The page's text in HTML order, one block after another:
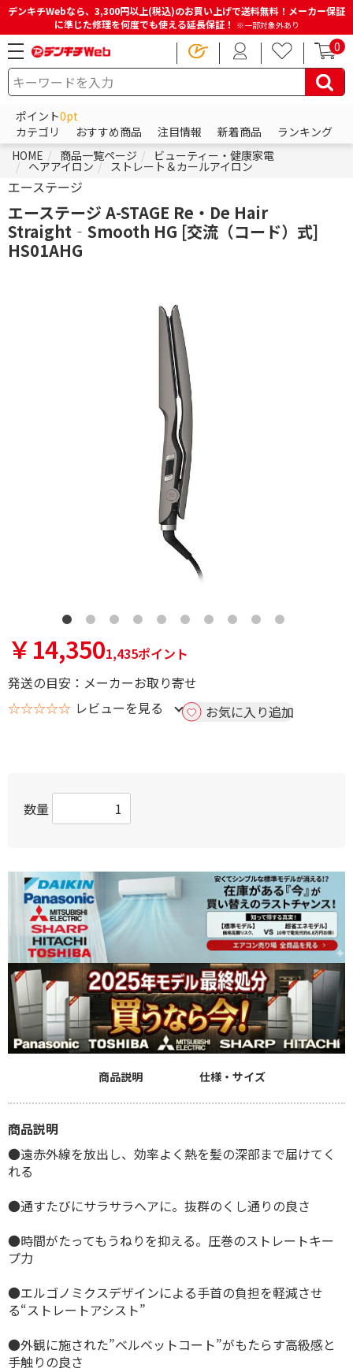
デンキチWebなら、3,300円以上(税込)のお買い上げで送料無料！メーカー保証
に準じた修理を何度でも使える延長保証！ ※一部対象外あり
0
ポイント0pt
カテゴリ
おすすめ商品 注目情報 新着商品
ランキング
HOME
商品一覧ページ ビューティー・健康家電
ヘアアイロン ストレート＆カールアイロン
エーステージ
エーステージ A-STAGE Re・De Hair
Straight‐Smooth HG [交流（コード）式]
HS01AHG
￥14,3501,435ポイント
発送の目安：メーカーお取り寄せ
☆☆☆☆☆ レビューを見る お気に入り追加
数量
商品説明 仕様・サイズ
商品説明
●遠赤外線を放出し、効率よく熱を髪の深部まで届けてく
れる
●通すたびにサラサラヘアに。抜群のくし通りの良さ
●時間がたってもうねりを抑える。圧巻のストレートキー
プ力
●エルゴノミクスデザインによる手首の負担を軽減させ
る“ストレートアシスト”
●外観に施された”ベルベットコート”がもたらす高級感と
手触りの良さ